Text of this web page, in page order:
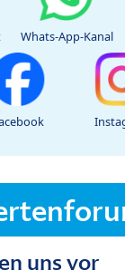
Whats-App-Kanal
uns vor